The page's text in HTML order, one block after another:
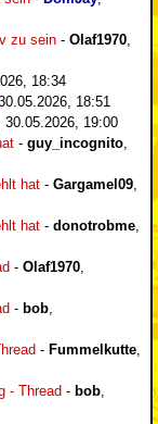
zu sein - Olaf1970
18:34
18:51
30.05.2026, 19:00
- guy_incognito
hat - Gargamel09
hat - donotrobme
- Olaf1970
- bob
- Fummelkutte
- Thread - bob